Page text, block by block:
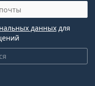
данных для